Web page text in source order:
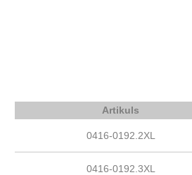
Artikuls
0416-0192.2XL
0416-0192.3XL